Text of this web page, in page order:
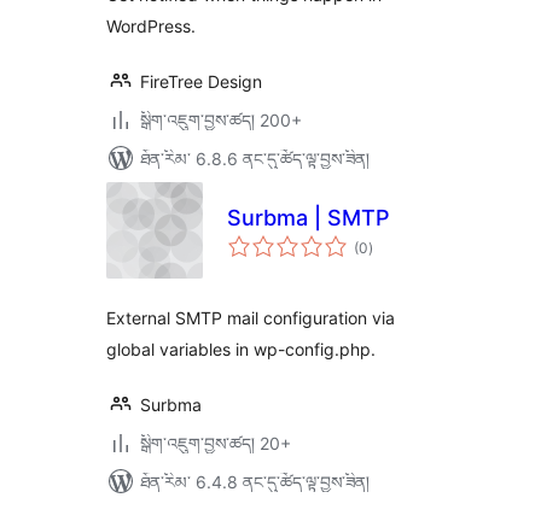
WordPress.
FireTree Design
སྒྲིག་འཇུག་བྱས་ཚད། 200+
ཐོན་རིམ་ 6.8.6 ནང་དུ་ཚོད་ལྟ་བྱས་ཟིན།
Surbma | SMTP
(0གདེང་
འཇོག་
)
External SMTP mail configuration via
global variables in wp-config.php.
Surbma
སྒྲིག་འཇུག་བྱས་ཚད། 20+
ཐོན་རིམ་ 6.4.8 ནང་དུ་ཚོད་ལྟ་བྱས་ཟིན།